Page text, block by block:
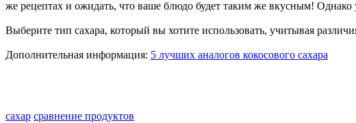
же рецептах и ожидать, что ваше блюдо будет таким же вкусным!
Выберите тип сахара, который вы хотите использовать, учитывая
Дополнительная информация: 5 лучших аналогов кокосового сахара
сахар сравнение продуктов